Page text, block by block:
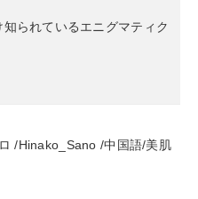
られているエニグマティク
/Hinako_Sano /中国語/美肌